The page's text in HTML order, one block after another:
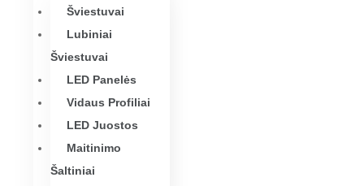
Šviestuvai
Lubiniai
Šviestuvai
LED Panelės
Vidaus Profiliai
LED Juostos
Maitinimo
Šaltiniai